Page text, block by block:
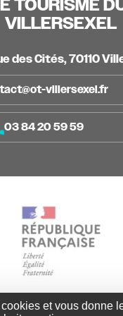
TOURISME
VILLERSEXEL
des Cités, 70110
villersexel.fr
03 84 20 59 59
et vous donne